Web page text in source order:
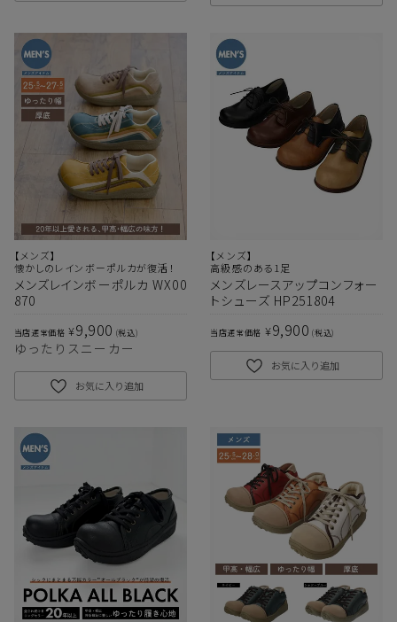
【メンズ】
懐かしのレインボーポルカが復活！
メンズレインボーポルカ WX00
870
当店通常価格 ¥9,900 税込
ゆったりスニーカー
お気に入り追加
【メンズ】
高級感のある1足
メンズレースアップコンフォー
トシューズ HP251804
当店通常価格 ¥9,900 税込
お気に入り追加